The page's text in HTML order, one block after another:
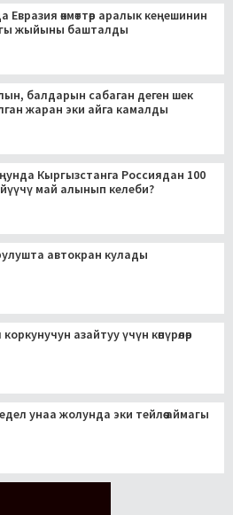
өкмөттөр аралык кеңешинин
жыйыны башталды
балдарын сабаган деген шек
жаран эки айга камалды
Кыргызстанга Россиядан 100
май алынып келеби?
автокран кулады
азайтуу үчүн көпүрөлөр
унаа жолунда эки тейлөө аймагы